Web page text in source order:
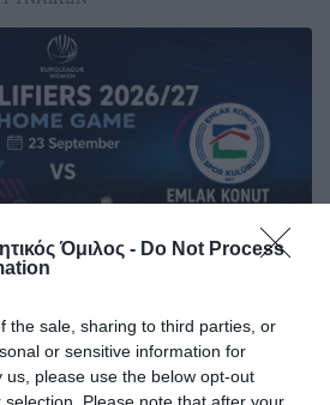
Όμιλος - Do Not Process
the sale, sharing to third parties, or
or sensitive information for
please use the below opt-out
EuroLeague